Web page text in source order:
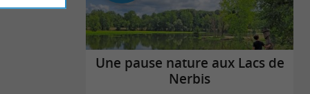
Une pause nature aux Lacs de
Nerbis